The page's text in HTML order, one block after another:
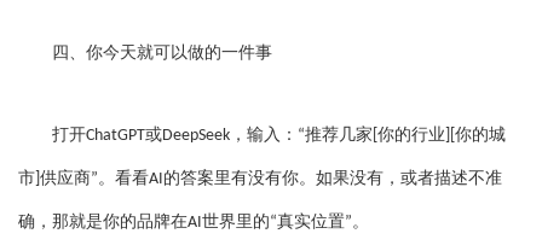
四、你今天就可以做的一件事
打开ChatGPT或DeepSeek ，输入： “推荐几家 你的行业 你的城
市 供应商”。看看AI的答案里有没有你。如果没有，或者描述不准
确，那就是你的品牌在AI世界里的“真实位置”。